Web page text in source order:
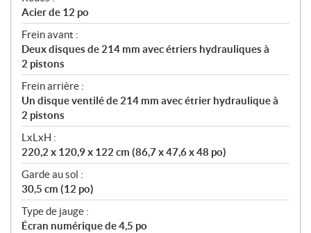
Acier de 12 po
Frein avant :
Deux disques de 214 mm avec étriers hydrauliques à
2 pistons
Frein arrière :
Un disque ventilé de 214 mm avec étrier hydraulique à
2 pistons
LxLxH :
220,2 x 120,9 x 122 cm (86,7 x 47,6 x 48 po)
Garde au sol :
30,5 cm (12 po)
Type de jauge :
Écran numérique de 4,5 po